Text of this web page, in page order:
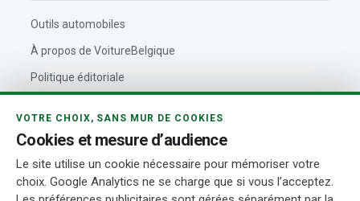
Outils automobiles
À propos de VoitureBelgique
Politique éditoriale
Rédaction et auteurs
Transparence
VOTRE CHOIX, SANS MUR DE COOKIES
Cookies et mesure d’audience
Le site utilise un cookie nécessaire pour mémoriser votre
choix. Google Analytics ne se charge que si vous l’acceptez.